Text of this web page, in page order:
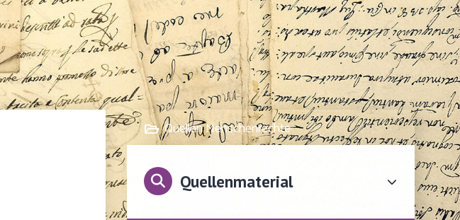
Quellen Menschenrechte
Quellenmaterial